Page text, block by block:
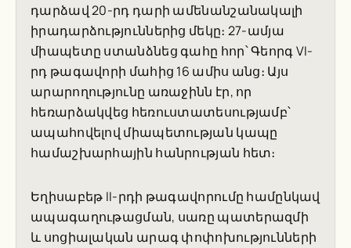
դարձավ 20-րդ դարի ամենանշանակալի
իրադարձություններից մեկը։ 27-ամյա
միապետը ստանձնեց գահը հոր՝ Գեորգ VI-
րդ թագավորի մահից 16 ամիս անց։ Այս
արարողությունը առաջինն էր, որ
հեռարձակվեց հեռուստատեսությամբ՝
ապահովելով միապետության կապը
համաշխարհային հանրության հետ։
Եղիսաբեթ II-րդի թագավորումը համընկավ
ապագաղութացման, սառը պատերազմի
և սոցիալական արագ փոփոխությունների